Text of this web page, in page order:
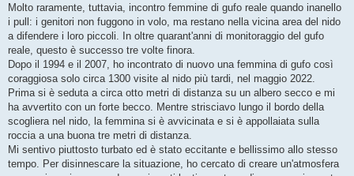
Molto raramente, tuttavia, incontro femmine di gufo reale quando inanello
i pull: i genitori non fuggono in volo, ma restano nella vicina area del nido
a difendere i loro piccoli. In oltre quarant'anni di monitoraggio del gufo
reale, questo è successo tre volte finora.
Dopo il 1994 e il 2007, ho incontrato di nuovo una femmina di gufo così
coraggiosa solo circa 1300 visite al nido più tardi, nel maggio 2022.
Prima si è seduta a circa otto metri di distanza su un albero secco e mi
ha avvertito con un forte becco. Mentre strisciavo lungo il bordo della
scogliera nel nido, la femmina si è avvicinata e si è appollaiata sulla
roccia a una buona tre metri di distanza.
Mi sentivo piuttosto turbato ed è stato eccitante e bellissimo allo stesso
tempo. Per disinnescare la situazione, ho cercato di creare un'atmosfera